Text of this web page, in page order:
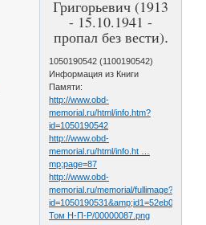
Григорьевич (1913
- 15.10.1941 -
пропал без вести).
1050190542 (1100190542)
Информация из Книги
Памяти:
http://www.obd-
memorial.ru/html/info.htm?
id=1050190542
http://www.obd-
memorial.ru/html/info.ht …
mp;page=87
http://www.obd-
memorial.ru/memorial/fullimage?
Том Н-П-Р/00000087.png